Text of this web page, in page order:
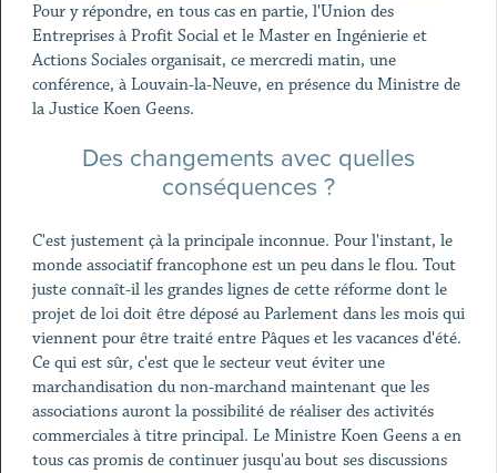
Pour y répondre, en tous cas en partie, l'Union des
Entreprises à Profit Social et le Master en Ingénierie et
Actions Sociales organisait, ce mercredi matin, une
conférence, à Louvain-la-Neuve, en présence du Ministre de
la Justice Koen Geens.
Des changements avec quelles
conséquences ?
C'est justement çà la principale inconnue. Pour l'instant, le
monde associatif francophone est un peu dans le flou. Tout
juste connaît-il les grandes lignes de cette réforme dont le
projet de loi doit être déposé au Parlement dans les mois qui
viennent pour être traité entre Pâques et les vacances d'été.
Ce qui est sûr, c'est que le secteur veut éviter une
marchandisation du non-marchand maintenant que les
associations auront la possibilité de réaliser des activités
commerciales à titre principal. Le Ministre Koen Geens a en
tous cas promis de continuer jusqu'au bout ses discussions